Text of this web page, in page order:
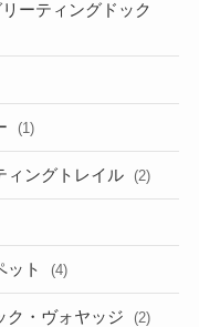
ーティングドック
(1)
ィングトレイル (2)
ット (4)
ク・ヴォヤッジ (2)